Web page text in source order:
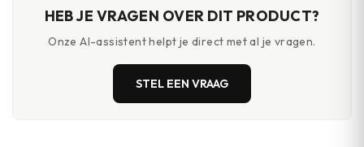
HEB JE VRAGEN OVER DIT PRODUCT?
Onze AI-assistent helpt je direct met al je vragen.
STEL EEN VRAAG